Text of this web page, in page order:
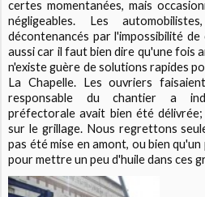
certes momentanées, mais
négligeables. Les
décontenancés par l'impossibilité
aussi car il faut bien dire qu'une fois
n'existe guère de solutions rapides
La Chapelle. Les ouvriers
responsable du chantier a
préfectorale avait bien été
sur le grillage. Nous regrettons
pas été mise en amont, ou bien
pour mettre un peu d'huile dans ces